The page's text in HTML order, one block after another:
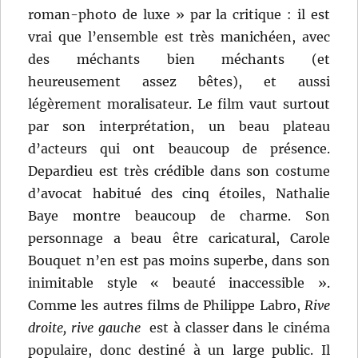
roman-photo de luxe » par la critique : il est
vrai que l’ensemble est très manichéen, avec
des méchants bien méchants (et
heureusement assez bêtes), et aussi
légèrement moralisateur. Le film vaut surtout
par son interprétation, un beau plateau
d’acteurs qui ont beaucoup de présence.
Depardieu est très crédible dans son costume
d’avocat habitué des cinq étoiles, Nathalie
Baye montre beaucoup de charme. Son
personnage a beau être caricatural, Carole
Bouquet n’en est pas moins superbe, dans son
inimitable style « beauté inaccessible ».
Comme les autres films de Philippe Labro, Rive
droite, rive gaucheest à classer dans le cinéma
populaire, donc destiné à un large public. Il